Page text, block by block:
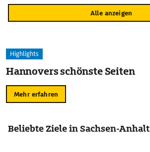
Alle anzeigen
Highlights
Hannovers schönste Seiten
Mehr erfahren
Beliebte Ziele in Sachsen-Anhalt